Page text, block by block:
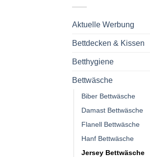
Aktuelle Werbung
Bettdecken & Kissen
Betthygiene
Bettwäsche
Biber Bettwäsche
Damast Bettwäsche
Flanell Bettwäsche
Hanf Bettwäsche
Jersey Bettwäsche